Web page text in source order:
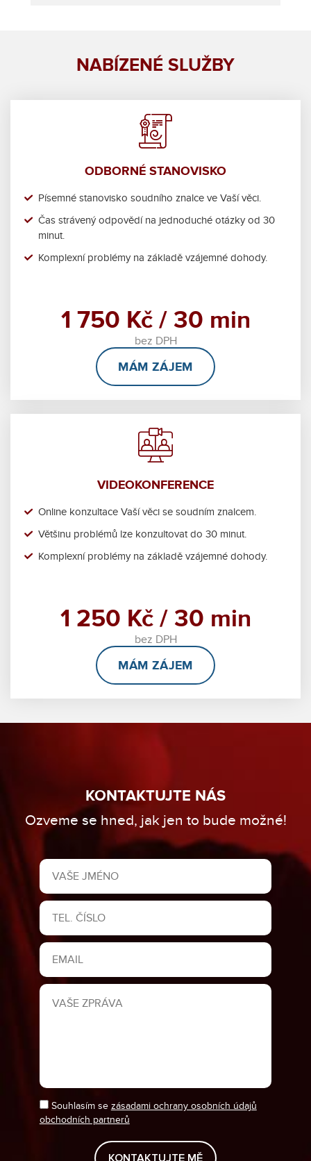
NABÍZENÉ SLUŽBY
ODBORNÉ STANOVISKO
Písemné stanovisko soudního znalce ve Vaší věci.
Čas strávený odpovědí na jednoduché otázky od 30
minut.
Komplexní problémy na základě vzájemné dohody.
1 750 Kč / 30 min
bez DPH
MÁM ZÁJEM
VIDEOKONFERENCE
Online konzultace Vaší věci se soudním znalcem.
Většinu problémů lze konzultovat do 30 minut.
Komplexní problémy na základě vzájemné dohody.
1 250 Kč / 30 min
bez DPH
MÁM ZÁJEM
KONTAKTUJTE NÁS
Ozveme se hned, jak jen to bude možné!
Souhlasím se zásadami ochrany osobních údajů
obchodních partnerů